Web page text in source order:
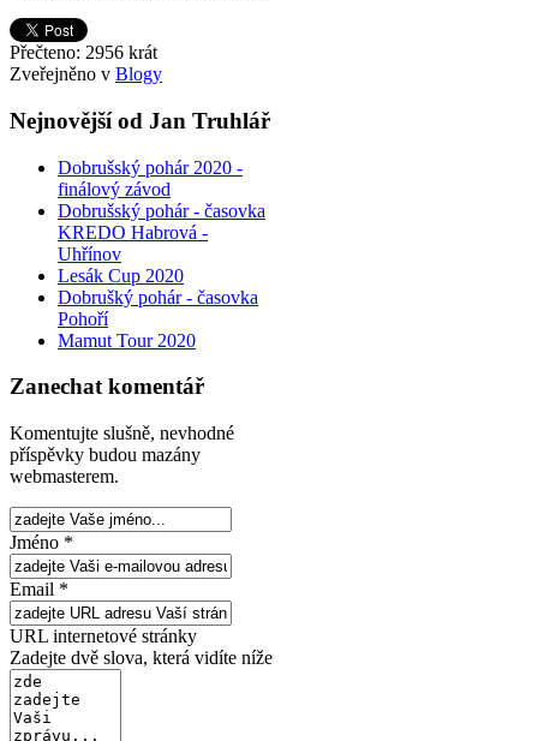
Přečteno: 2956 krát
Zveřejněno v Blogy
Nejnovější od Jan Truhlář
Dobrušský pohár 2020 -
finálový závod
Dobrušský pohár - časovka
KREDO Habrová -
Uhřínov
Lesák Cup 2020
Dobrušký pohár - časovka
Pohoří
Mamut Tour 2020
Zanechat komentář
Komentujte slušně, nevhodné
příspěvky budou mazány
webmasterem.
Jméno *
Email *
URL internetové stránky
Zadejte dvě slova, která vidíte níže